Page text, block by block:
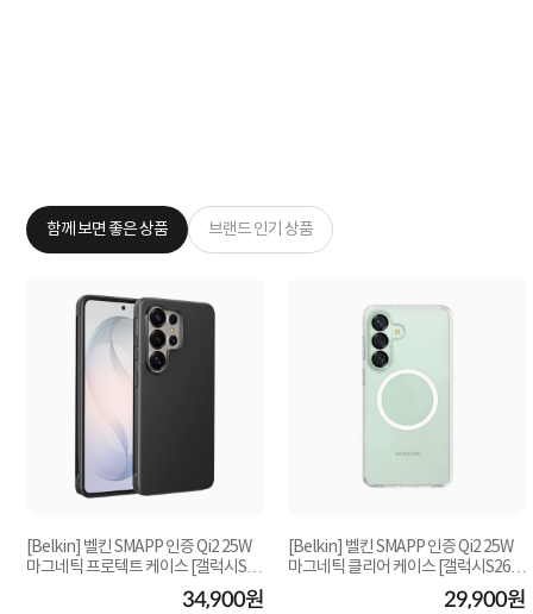
함께 보면 좋은 상품 브랜드 인기 상품
[Belkin] 벨킨 SMAPP 인증 Qi2 25W
마그네틱 프로텍트 케이스 [갤럭시S26
34,900원
[Belkin] 벨킨 SMAPP 인증 Qi2 25W
마그네틱 클리어 케이스 [갤럭시S26플
29,900원